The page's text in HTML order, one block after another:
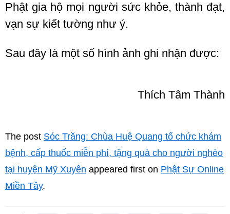
Phật gia hộ mọi người sức khỏe, thành đạt,
vạn sự kiết tường như ý.
Sau đây là một số hình ảnh ghi nhận được:
Thích Tâm Thành
The post Sóc Trăng: Chùa Huệ Quang tổ chức khám
bệnh, cấp thuốc miễn phí, tặng quà cho người nghèo
tại huyện Mỹ Xuyên appeared first on Phật Sự Online
Miền Tây.